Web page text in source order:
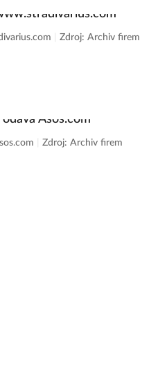
Zdroj: Archiv firem
Zdroj: Archiv firem